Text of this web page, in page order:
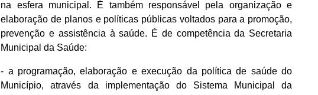
na esfera municipal. É também responsável pela organização e
elaboração de planos e políticas públicas voltados para a promoção,
prevenção e assistência à saúde. É de competência da Secretaria
Municipal da Saúde:
- a programação, elaboração e execução da política de saúde do
Município, através da implementação do Sistema Municipal da